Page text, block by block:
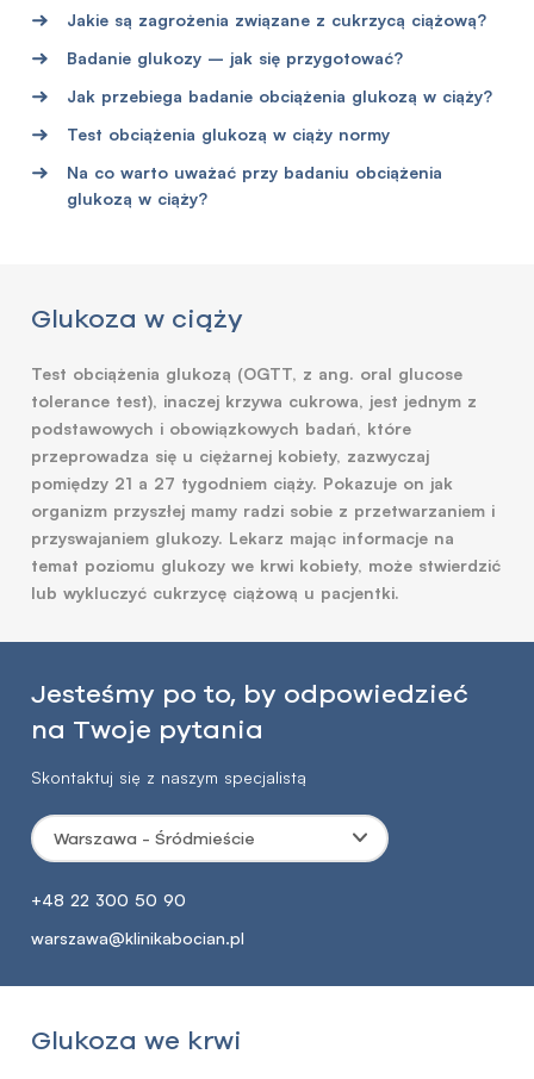
Jakie są zagrożenia związane z cukrzycą ciążową?
Badanie glukozy – jak się przygotować?
Jak przebiega badanie obciążenia glukozą w ciąży?
Test obciążenia glukozą w ciąży normy
Na co warto uważać przy badaniu obciążenia
glukozą w ciąży?
Glukoza w ciąży
Test obciążenia glukozą (OGTT, z ang. oral glucose
tolerance test), inaczej krzywa cukrowa, jest jednym z
podstawowych i obowiązkowych badań, które
przeprowadza się u ciężarnej kobiety, zazwyczaj
pomiędzy 21 a 27 tygodniem ciąży. Pokazuje on jak
organizm przyszłej mamy radzi sobie z przetwarzaniem i
przyswajaniem glukozy. Lekarz mając informacje na
temat poziomu glukozy we krwi kobiety, może stwierdzić
lub wykluczyć cukrzycę ciążową u pacjentki.
Jesteśmy po to, by odpowiedzieć
na Twoje pytania
Skontaktuj się z naszym specjalistą
Warszawa - Śródmieście
+48 22 300 50 90
warszawa@klinikabocian.pl
Glukoza we krwi